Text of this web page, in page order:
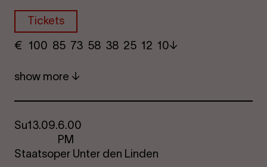
Tickets
€ ​ 100 85 73​ 58 38 25​ 12 10
show more
Su13.09.6.00
PM
Staatsoper Unter den Linden